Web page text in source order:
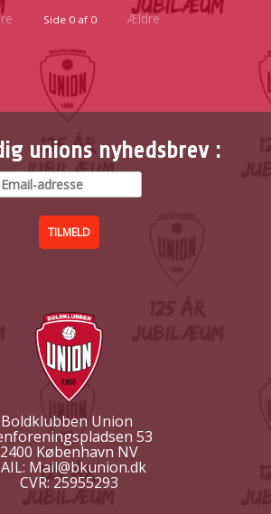
Side 0 af 0 Ældre
unions nyhedsbrev :
Boldklubben Union
53
2400 København NV
Mail@bkunion.dk
CVR: 25955293